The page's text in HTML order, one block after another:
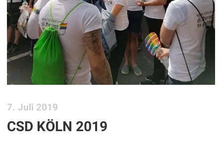
7. Juli 2019
CSD KÖLN 2019